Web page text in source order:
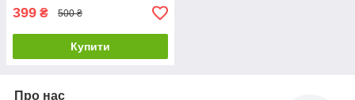
399 ₴ 500 ₴
Купити
Про нас